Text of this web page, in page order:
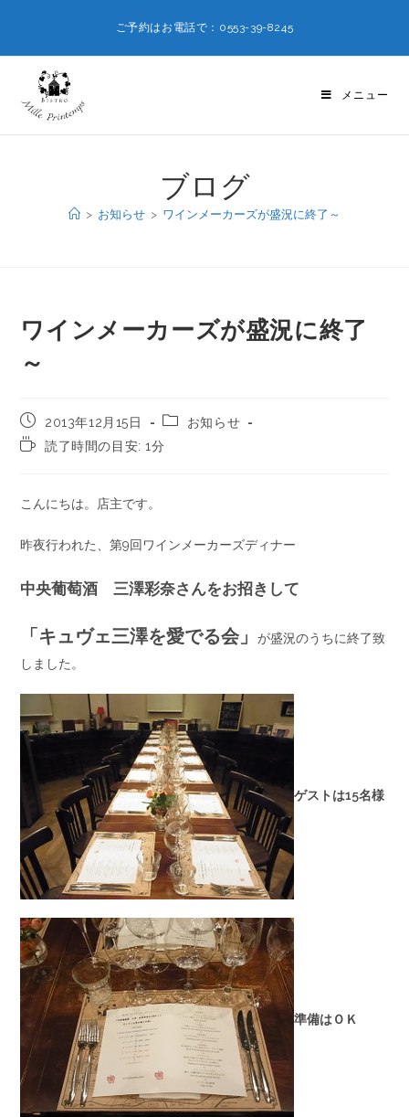
ご予約はお電話で：0553-39-8245
メニュー
ブログ
> お知らせ > ワインメーカーズが盛況に終了～
ワインメーカーズが盛況に終了
～
2013年12月15日
お知らせ
読了時間の目安: 1分
こんにちは。店主です。
昨夜行われた、第9回ワインメーカーズディナー
中央葡萄酒 三澤彩奈さんをお招きして
「キュヴェ三澤を愛でる会」が盛況のうちに終了致
しました。
ゲストは15名様
準備はＯＫ